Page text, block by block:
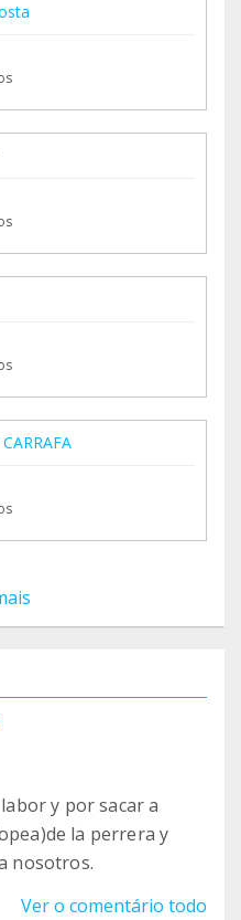
y por sacar a
la perrera y
nosotros.
Ver o comentário todo